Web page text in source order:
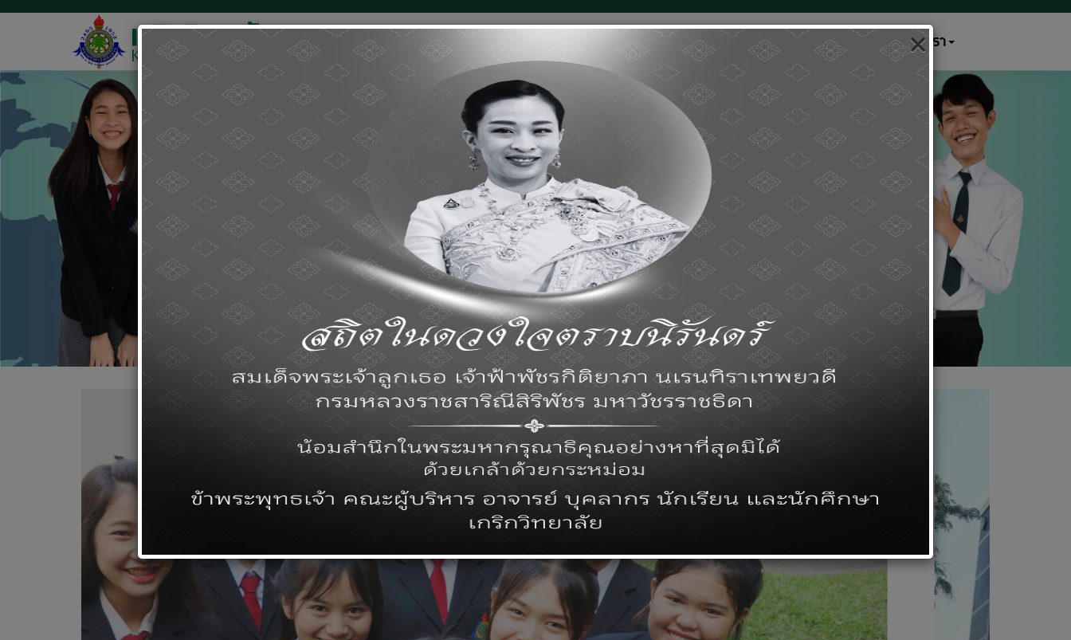
หน้าแรก บริการข้อมูล เกริกสัมพันธ์ ติดต่อเรา